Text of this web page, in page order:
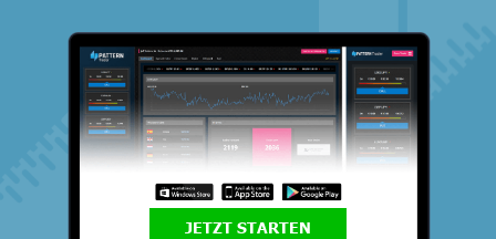
JETZT STARTEN